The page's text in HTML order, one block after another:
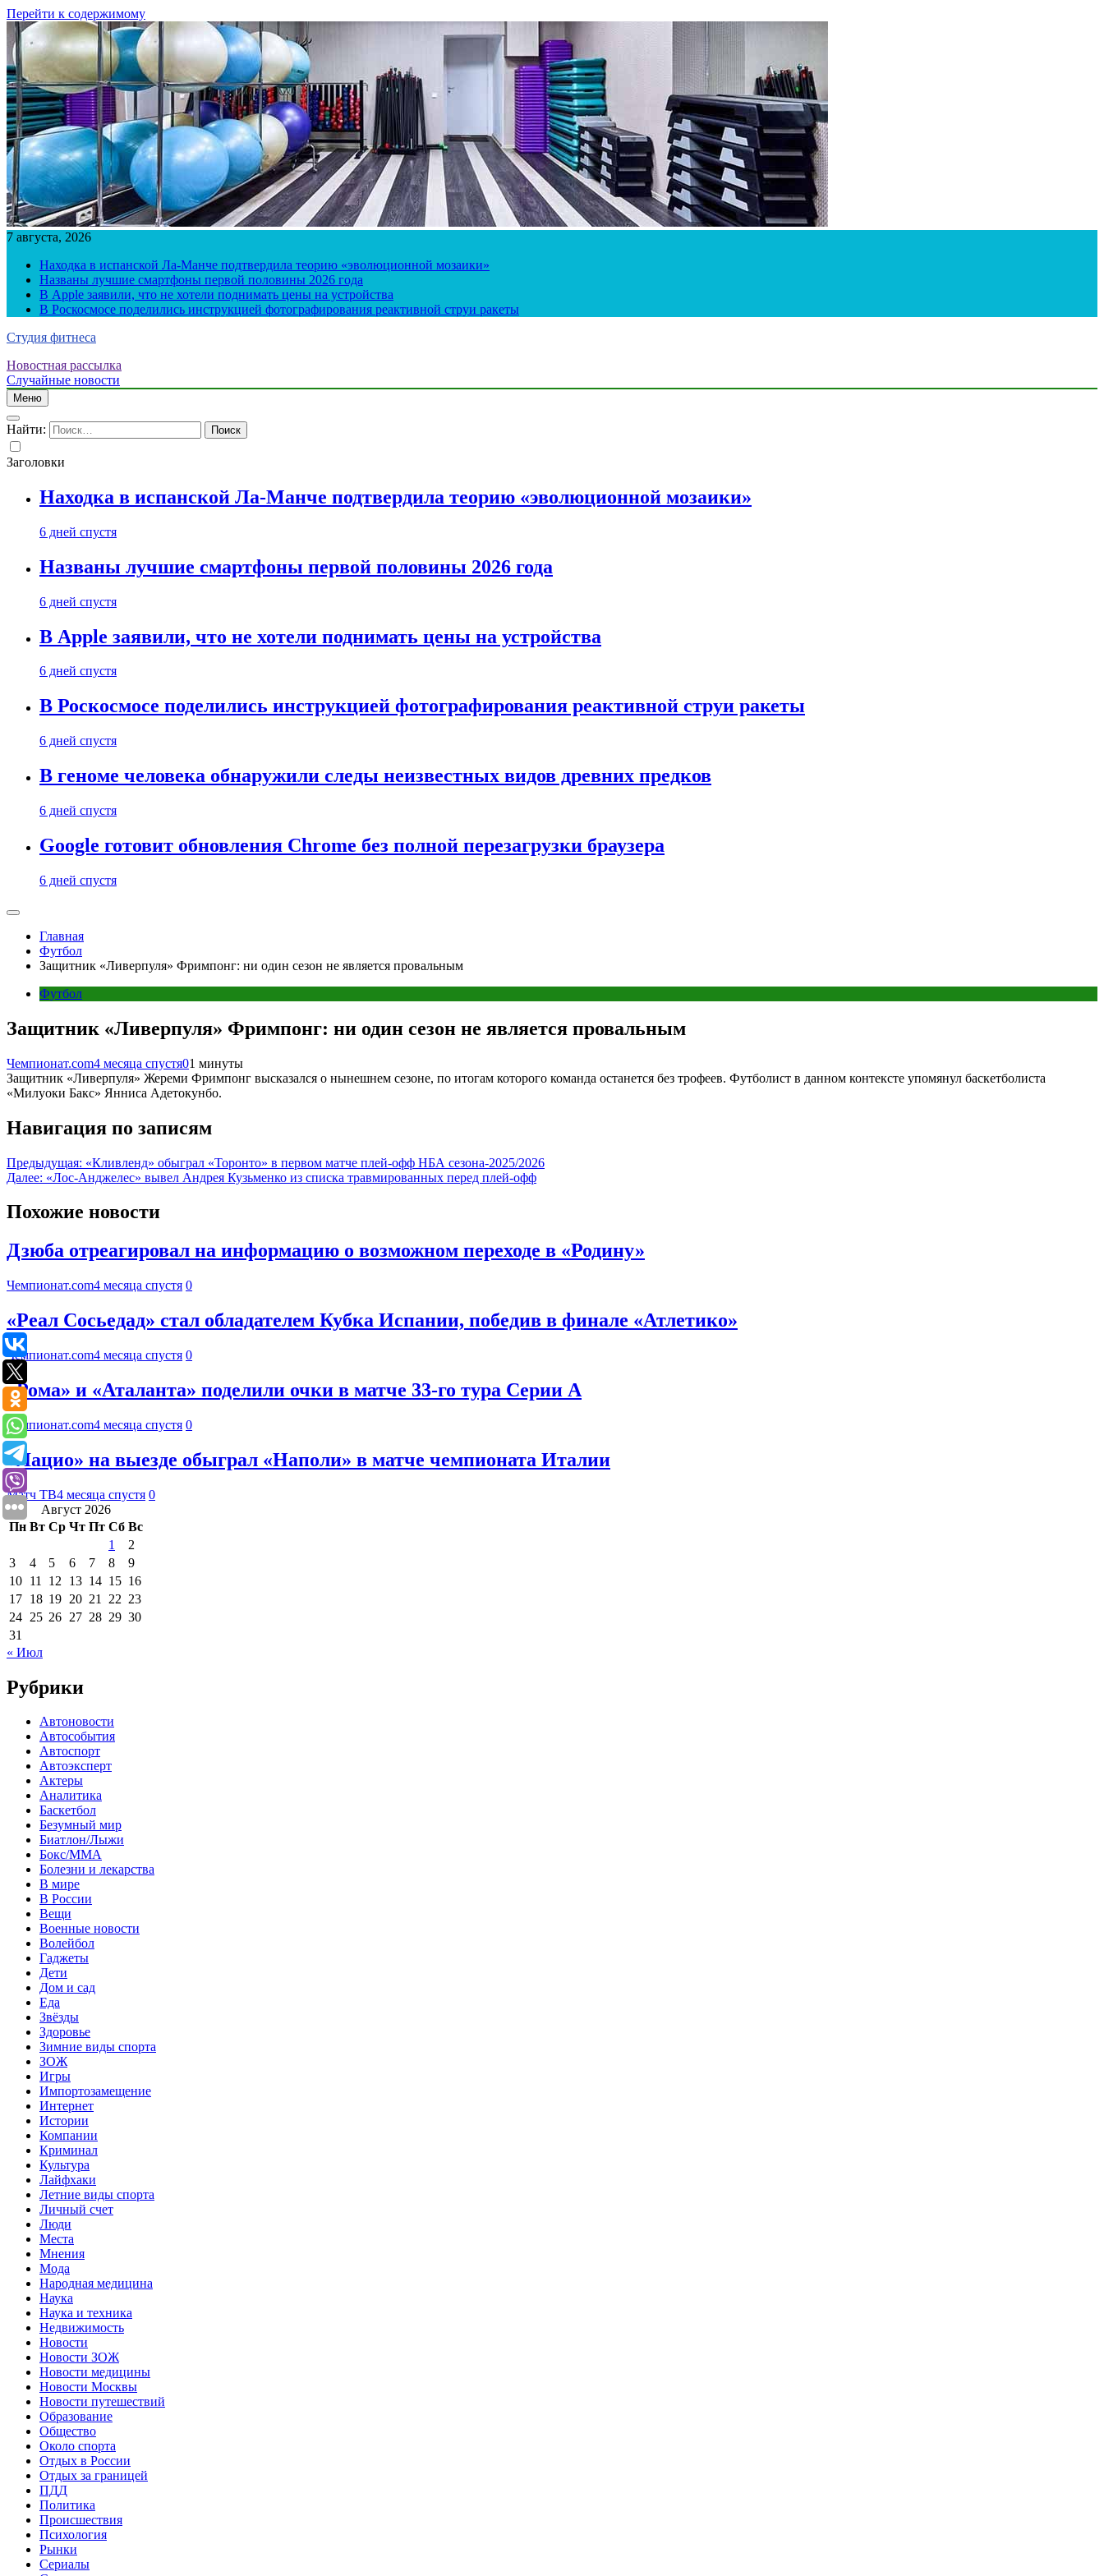
Перейти к содержимому
7 августа, 2026
Находка в испанской Ла-Манче подтвердила теорию «эволюционной мозаики»
Названы лучшие смартфоны первой половины 2026 года
В Apple заявили, что не хотели поднимать цены на устройства
В Роскосмосе поделились инструкцией фотографирования реактивной струи ракеты
Студия фитнеса
Новостная рассылка
Случайные новости
Меню
Найти:
Заголовки
Находка в испанской Ла-Манче подтвердила теорию «эволюционной мозаики»
6 дней спустя
Названы лучшие смартфоны первой половины 2026 года
6 дней спустя
В Apple заявили, что не хотели поднимать цены на устройства
6 дней спустя
В Роскосмосе поделились инструкцией фотографирования реактивной струи ракеты
6 дней спустя
В геноме человека обнаружили следы неизвестных видов древних предков
6 дней спустя
Google готовит обновления Chrome без полной перезагрузки браузера
6 дней спустя
Главная
Футбол
Защитник «Ливерпуля» Фримпонг: ни один сезон не является провальным
Футбол
Защитник «Ливерпуля» Фримпонг: ни один сезон не является провальным
Чемпионат.com4 месяца спустя01 минуты
Защитник «Ливерпуля» Жереми Фримпонг высказался о нынешнем сезоне, по итогам которого команда останется без трофеев. Футболист в данном контексте упомянул баскетболиста
«Милуоки Бакс» Янниса Адетокунбо.
Навигация по записям
Предыдущая: «Кливленд» обыграл «Торонто» в первом матче плей-офф НБА сезона-2025/2026
Далее: «Лос-Анджелес» вывел Андрея Кузьменко из списка травмированных перед плей-офф
Похожие новости
Дзюба отреагировал на информацию о возможном переходе в «Родину»
Чемпионат.com4 месяца спустя 0
«Реал Сосьедад» стал обладателем Кубка Испании, победив в финале «Атлетико»
Чемпионат.com4 месяца спустя 0
«Рома» и «Аталанта» поделили очки в матче 33-го тура Серии А
Чемпионат.com4 месяца спустя 0
«Лацио» на выезде обыграл «Наполи» в матче чемпионата Италии
Матч ТВ4 месяца спустя 0
Август 2026
Пн Вт Ср Чт Пт Сб Вс
1
2
3
4 5 6 7 8
9
10 11 12 13 14 15 16
17 18 19 20 21 22 23
24 25 26 27 28 29 30
31
« Июл
Рубрики
Автоновости
Автособытия
Автоспорт
Автоэксперт
Актеры
Аналитика
Баскетбол
Безумный мир
Биатлон/Лыжи
Бокс/MMA
Болезни и лекарства
В мире
В России
Вещи
Военные новости
Волейбол
Гаджеты
Дети
Дом и сад
Еда
Звёзды
Здоровье
Зимние виды спорта
ЗОЖ
Игры
Импортозамещение
Интернет
Истории
Компании
Криминал
Культура
Лайфхаки
Летние виды спорта
Личный счет
Люди
Места
Мнения
Мода
Народная медицина
Наука
Наука и техника
Недвижимость
Новости
Новости ЗОЖ
Новости медицины
Новости Москвы
Новости путешествий
Образование
Общество
Около спорта
Отдых в России
Отдых за границей
ПДД
Политика
Происшествия
Психология
Рынки
Сериалы